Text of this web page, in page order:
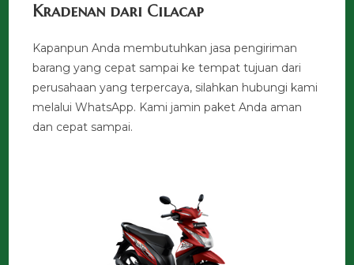
Kradenan dari Cilacap
Kapanpun Anda membutuhkan jasa pengiriman
barang yang cepat sampai ke tempat tujuan dari
perusahaan yang terpercaya, silahkan hubungi kami
melalui WhatsApp. Kami jamin paket Anda aman
dan cepat sampai.